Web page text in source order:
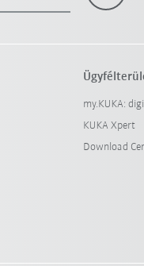
my.KUKA:
KUKA Xpert
Download